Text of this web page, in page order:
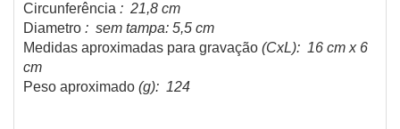
Circunferência : 21,8 cm
Diametro : sem tampa: 5,5 cm
Medidas aproximadas para gravação (CxL): 16 cm x 6
cm
Peso aproximado (g): 124